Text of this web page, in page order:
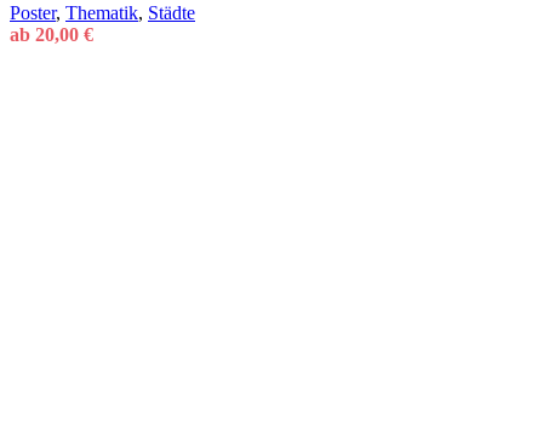
Poster, Thematik, Städte
ab 20,00 €